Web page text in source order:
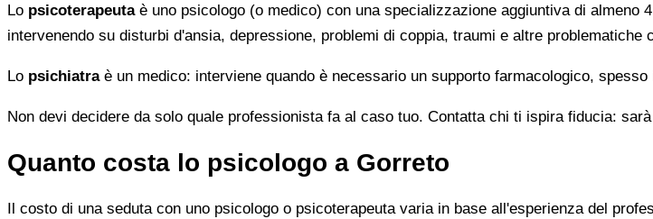
Lo psicoterapeutaè uno psicologo (o medico) con una specializzazione aggiuntiva di almeno
intervenendo su disturbi d'ansia, depressione, problemi di coppia, traumi e altre problematiche
Lo psichiatraè un medico: interviene quando è necessario un supporto farmacologico,
Non devi decidere da solo quale professionista fa al caso tuo. Contatta chi ti ispira fiducia:
Quanto costa lo psicologo a Gorreto
Il costo di una seduta con uno psicologo o psicoterapeuta varia in base all'esperienza del